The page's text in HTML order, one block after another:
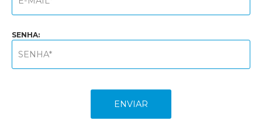
SENHA: